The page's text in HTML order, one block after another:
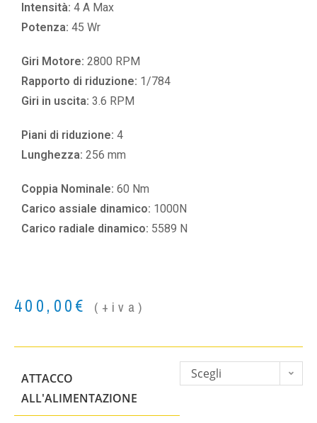
Intensità: 4 A Max
Potenza: 45 Wr
Giri Motore: 2800 RPM
Rapporto di riduzione: 1/784
Giri in uscita: 3.6 RPM
Piani di riduzione: 4
Lunghezza: 256 mm
Coppia Nominale: 60 Nm
Carico assiale dinamico: 1000N
Carico radiale dinamico: 5589 N
400,00€ (+iva)
ATTACCO
ALL'ALIMENTAZIONE
Scegli